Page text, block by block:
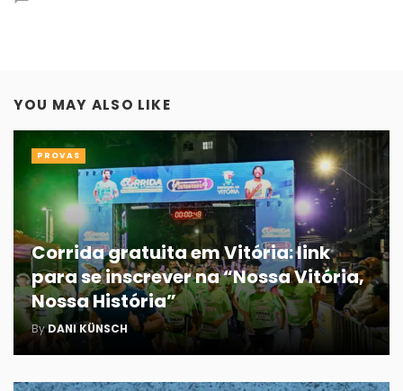
YOU MAY ALSO LIKE
Corrida gratuita em Vitória: link
para se inscrever na “Nossa Vitória,
Nossa História”
ByDANI KÜNSCH
PROVAS